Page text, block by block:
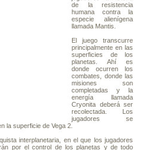
de la resistencia
humana contra la
especie alienígena
llamada Mantis.
El juego transcurre
principalmente en las
superficies de los
planetas. Ahí es
donde ocurren los
combates, donde las
misiones son
completadas y la
energía llamada
Cryonita deberá ser
recolectada. Los
jugadores se
la superficie de Vega 2.
interplanetaria, en el que los jugadores
por el control de los planetas y de todo